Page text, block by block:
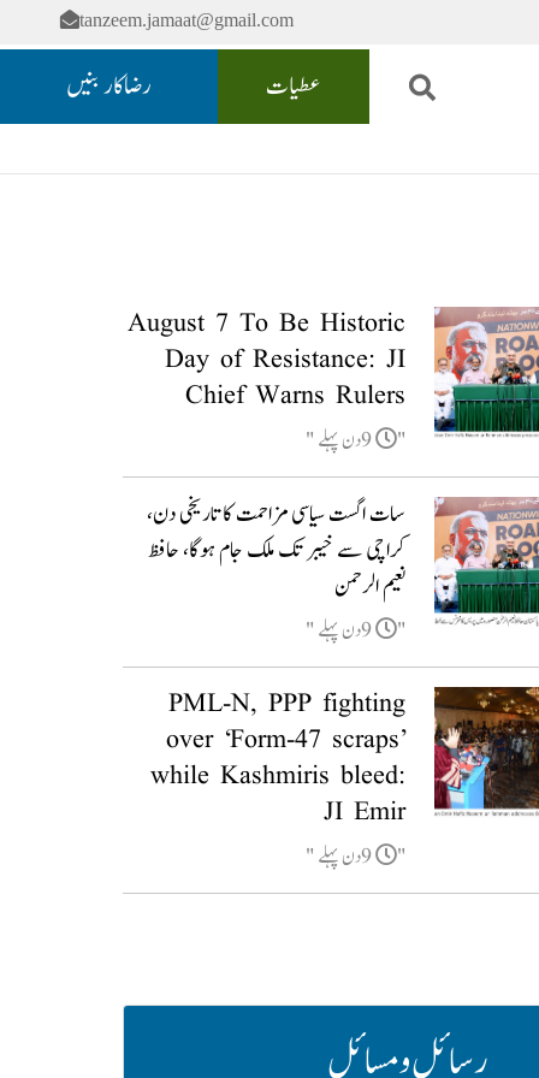
tanzeem.jamaat@gmail.com
عطیات رضاکار بنیں
August 7 To Be Historic
Day of Resistance: JI
Chief Warns Rulers
9دن پہلے
سات اگست سیاسی مزاحمت کا تاریخی دن،
کراچی سے خیبر تک ملک جام ہوگا، حافظ
نعیم الرحمن
9دن پہلے
PML-N, PPP fighting
over ‘Form-47 scraps’
while Kashmiris bleed:
JI Emir
9دن پہلے
رسائل و مسائل